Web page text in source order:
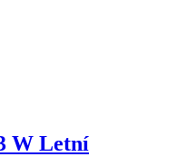
W Letní